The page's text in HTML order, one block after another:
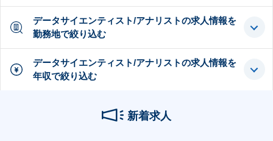
データサイエンティスト/アナリストの求人情報を
勤務地で絞り込む
データサイエンティスト/アナリストの求人情報を
年収で絞り込む
新着求人